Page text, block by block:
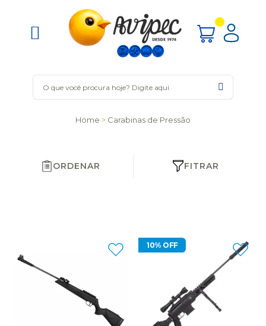
Home Carabinas de Pressão
ORDENAR FITRAR
10% OFF